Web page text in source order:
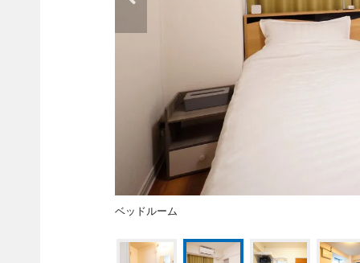
ベッドルーム